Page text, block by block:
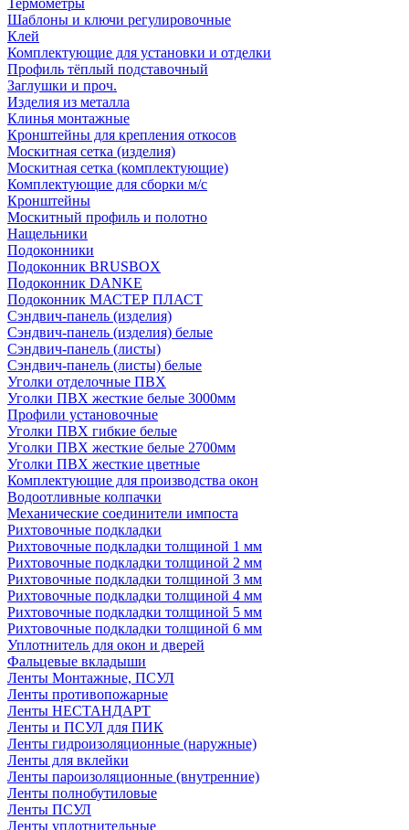
Термометры
Шаблоны и ключи регулировочные
Клей
Комплектующие для установки и отделки
Профиль тёплый подставочный
Заглушки и проч.
Изделия из металла
Клинья монтажные
Кронштейны для крепления откосов
Москитная сетка (изделия)
Москитная сетка (комплектующие)
Комплектующие для сборки м/с
Кронштейны
Москитный профиль и полотно
Нащельники
Подоконники
Подоконник BRUSBOX
Подоконник DANKE
Подоконник МАСТЕР ПЛАСТ
Сэндвич-панель (изделия)
Сэндвич-панель (изделия) белые
Сэндвич-панель (листы)
Сэндвич-панель (листы) белые
Уголки отделочные ПВХ
Уголки ПВХ жесткие белые 3000мм
Профили установочные
Уголки ПВХ гибкие белые
Уголки ПВХ жесткие белые 2700мм
Уголки ПВХ жесткие цветные
Комплектующие для производства окон
Водоотливные колпачки
Механические соединители импоста
Рихтовочные подкладки
Рихтовочные подкладки толщиной 1 мм
Рихтовочные подкладки толщиной 2 мм
Рихтовочные подкладки толщиной 3 мм
Рихтовочные подкладки толщиной 4 мм
Рихтовочные подкладки толщиной 5 мм
Рихтовочные подкладки толщиной 6 мм
Уплотнитель для окон и дверей
Фальцевые вкладыши
Ленты Монтажные, ПСУЛ
Ленты противопожарные
Ленты НЕСТАНДАРТ
Ленты и ПСУЛ для ПИК
Ленты гидроизоляционные (наружные)
Ленты для вклейки
Ленты пароизоляционные (внутренние)
Ленты полнобутиловые
Ленты ПСУЛ
Ленты уплотнительные